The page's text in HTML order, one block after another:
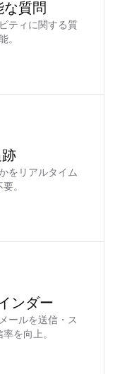
質問
ティに関する質
。
をリアルタイム
。
ンダー
ールを送信・ス
を向上。